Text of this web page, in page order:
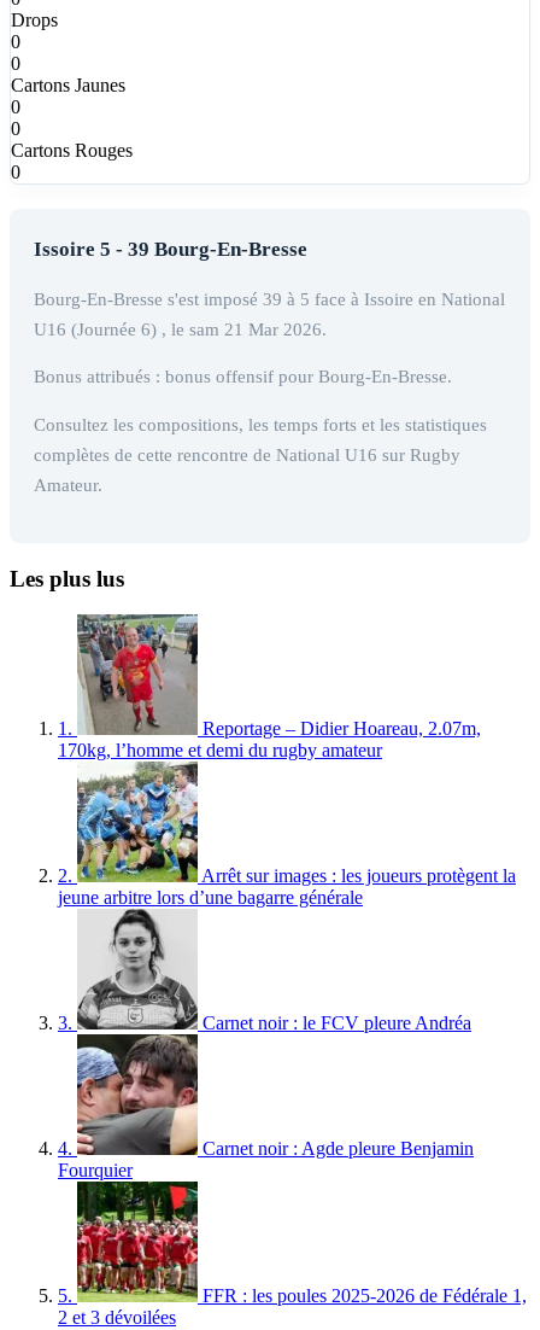
Drops
0
0
Cartons Jaunes
0
0
Cartons Rouges
0
Issoire 5 - 39 Bourg-En-Bresse
Bourg-En-Bresse s'est imposé 39 à 5 face à Issoire en National
U16 (Journée 6) , le sam 21 Mar 2026.
Bonus attribués : bonus offensif pour Bourg-En-Bresse.
Consultez les compositions, les temps forts et les statistiques
complètes de cette rencontre de National U16 sur Rugby
Amateur.
Les plus lus
1.
Reportage – Didier Hoareau, 2.07m,
170kg, l’homme et demi du rugby amateur
2.
Arrêt sur images : les joueurs protègent la
jeune arbitre lors d’une bagarre générale
3. Carnet noir : le FCV pleure Andréa
4.
Carnet noir : Agde pleure Benjamin
Fourquier
5.
FFR : les poules 2025-2026 de Fédérale 1,
2 et 3 dévoilées